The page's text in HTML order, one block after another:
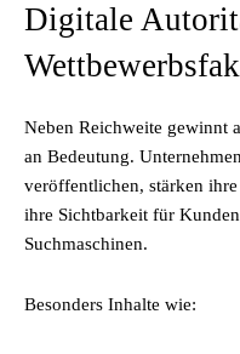
Digitale
Neben Reichweite gewinnt
an Bedeutung.
veröffentlichen, stärken
ihre Sichtbarkeit für
Suchmaschinen.
Besonders Inhalte wie: